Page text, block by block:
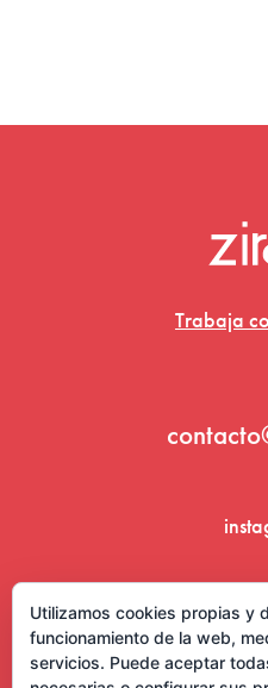
Trabaja
Utilizamos cookies propias y
funcionamiento de la web,
servicios. Puede aceptar